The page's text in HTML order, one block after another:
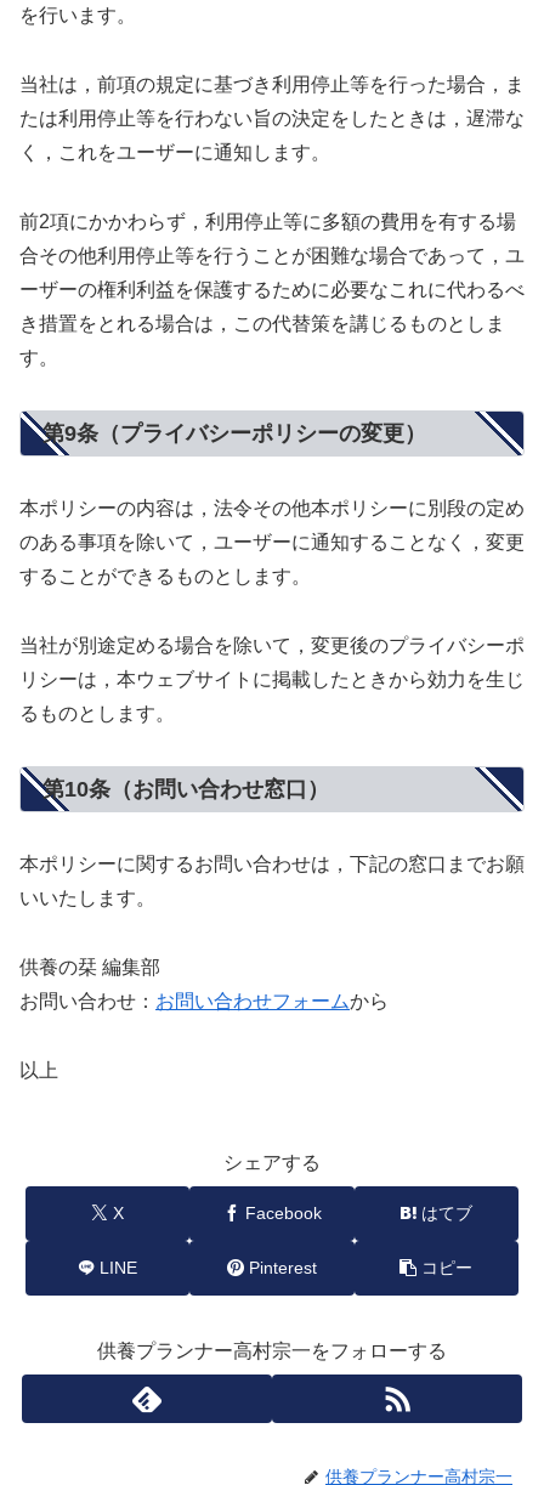
を行います。
当社は，前項の規定に基づき利用停止等を行った場合，ま
たは利用停止等を行わない旨の決定をしたときは，遅滞な
く，これをユーザーに通知します。
前2項にかかわらず，利用停止等に多額の費用を有する場
合その他利用停止等を行うことが困難な場合であって，ユ
ーザーの権利利益を保護するために必要なこれに代わるべ
き措置をとれる場合は，この代替策を講じるものとしま
す。
第9条（プライバシーポリシーの変更）
本ポリシーの内容は，法令その他本ポリシーに別段の定め
のある事項を除いて，ユーザーに通知することなく，変更
することができるものとします。
当社が別途定める場合を除いて，変更後のプライバシーポ
リシーは，本ウェブサイトに掲載したときから効力を生じ
るものとします。
第10条（お問い合わせ窓口）
本ポリシーに関するお問い合わせは，下記の窓口までお願
いいたします。
供養の栞 編集部
お問い合わせ： お問い合わせフォームから
以上
シェアする
X Facebook はてブ
LINE Pinterest コピー
供養プランナー高村宗一をフォローする
供養プランナー高村宗一